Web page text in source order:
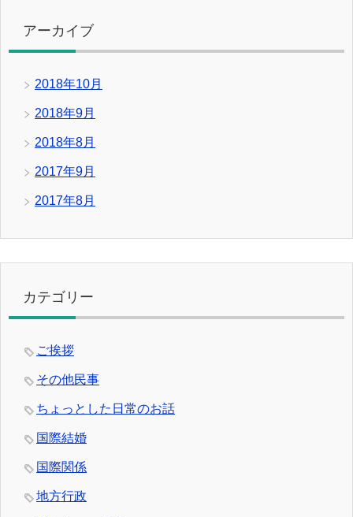
アーカイブ
2018年10月
2018年9月
2018年8月
2017年9月
2017年8月
カテゴリー
ご挨拶
その他民事
ちょっとした日常のお話
国際結婚
国際関係
地方行政